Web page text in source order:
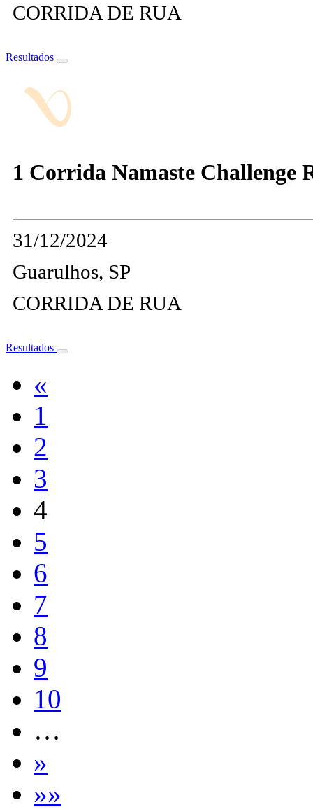
CORRIDA DE RUA
Resultados
1 Corrida Namaste Challenge
31/12/2024
Guarulhos, SP
CORRIDA DE RUA
Resultados
«
1
2
3
4
5
6
7
8
9
10
…
»
»»